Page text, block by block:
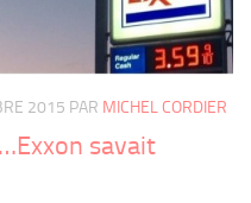
2015 PAR MICHEL CORDIER
savait